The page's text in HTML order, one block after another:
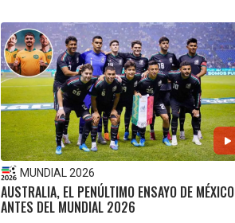
MUNDIAL 2026
AUSTRALIA, EL PENÚLTIMO ENSAYO DE MÉXICO
ANTES DEL MUNDIAL 2026